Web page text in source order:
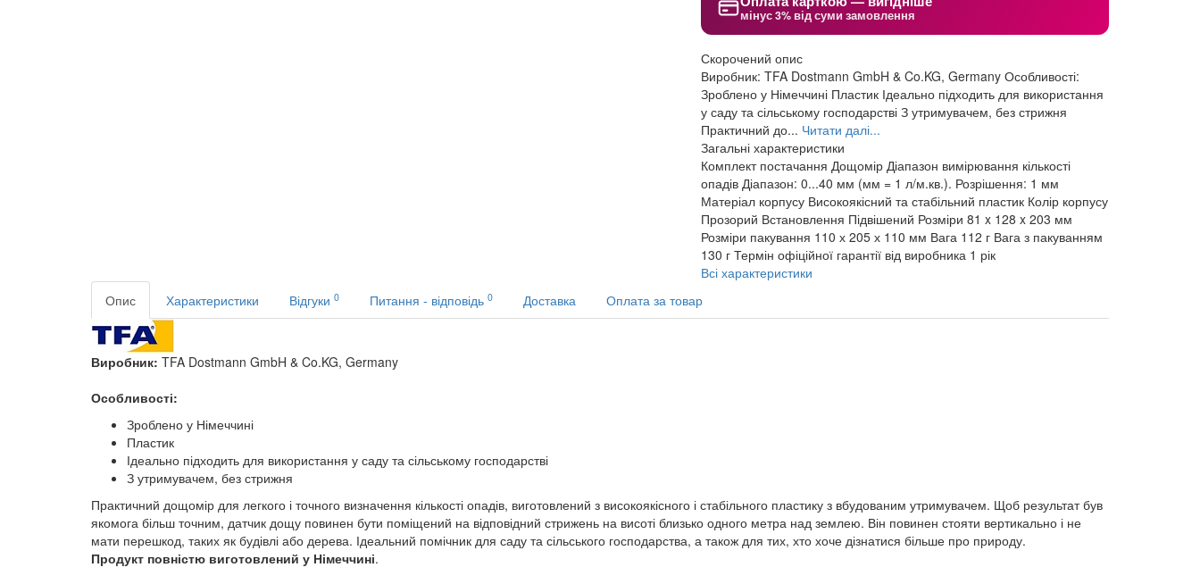
мінус 3% від суми замовлення
Скорочений опис
Виробник: TFA Dostmann GmbH & Co.KG, Germany Особливості:
Зроблено у Німеччині Пластик Ідеально підходить для використання
у саду та сільському господарстві З утримувачем, без стрижня
Практичний до... Читати далі...
Загальні характеристики
Комплект постачання Дощомір Діапазон вимірювання кількості
опадів Діапазон: 0...40 мм (мм = 1 л/м.кв.). Розрішення: 1 мм
Матеріал корпусу Високоякісний та стабільний пластик Колір корпусу
Прозорий Встановлення Підвішений Розміри 81 x 128 x 203 мм
Розміри пакування 110 х 205 х 110 мм Вага 112 г Вага з пакуванням
130 г Термін офіційної гарантії від виробника 1 рік
Всі характеристики
Опис
Характеристики Відгуки 0 Питання - відповідь 0 Доставка Оплата за товар
Виробник: TFA Dostmann GmbH & Co.KG, Germany
Особливості:
Зроблено у Німеччині
Пластик
Ідеально підходить для використання у саду та сільському господарстві
З утримувачем, без стрижня
Практичний дощомір для легкого і точного визначення кількості опадів, виготовлений з високоякісного і стабільного пластику з вбудованим утримувачем. Щоб результат був
якомога більш точним, датчик дощу повинен бути поміщений на відповідний стрижень на висоті близько одного метра над землею. Він повинен стояти вертикально і не
мати перешкод, таких як будівлі або дерева. Ідеальний помічник для саду та сільського господарства, а також для тих, хто хоче дізнатися більше про природу.
Продукт повністю виготовлений у Німеччині.